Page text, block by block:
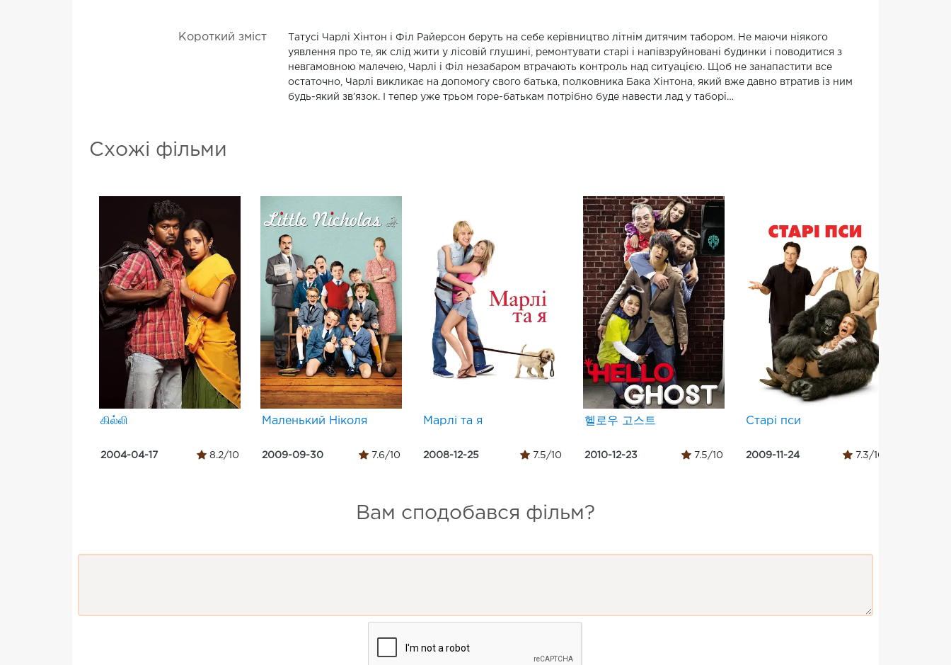
Короткий зміст
Татусі Чарлі Хінтон і Філ Райерсон беруть на себе керівництво літнім дитячим табором. Не маючи ніякого
уявлення про те, як слід жити у лісовій глушині, ремонтувати старі і напівзруйновані будинки і поводитися з
невгамовною малечею, Чарлі і Філ незабаром втрачають контроль над ситуацією. Щоб не занапастити все
остаточно, Чарлі викликає на допомогу свого батька, полковника Бака Хінтона, який вже давно втратив із ним
будь-який зв’язок. І тепер уже трьом горе-батькам потрібно буде навести лад у таборі…
Схожі фільми
கில்லி
2004-04-17 8.2/10
Маленький Ніколя
2009-09-30 7.6/10
Марлі та я
2008-12-25 7.5/10
헬로우 고스트
2010-12-23 7.5/10
Старі пси
2009-11-24 7.3/10
Вам сподобався фільм?